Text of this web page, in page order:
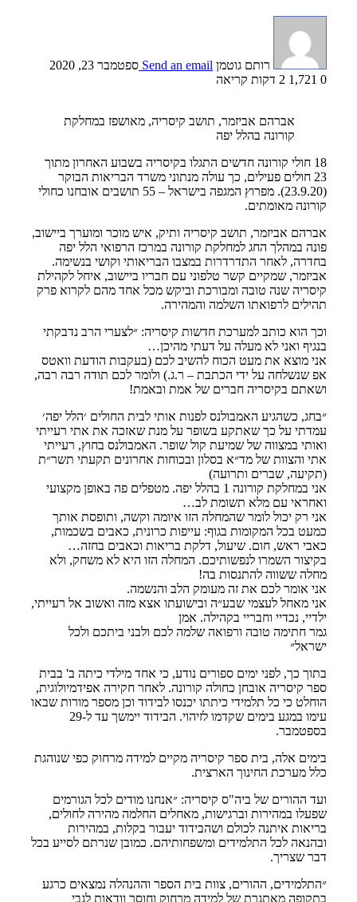
רותם גוטמן Send an email ספטמבר 23, 2020
0
2 דקות קריאה
אברהם אביזמר, תושב קיסריה, מאושפז במחלקת
קורונה בהלל יפה
18 חולי קורונה חדשים התגלו בקיסריה בשבוע האחרון מתוך
23 חולים פעילים, כך עולה מנתוני משרד הבריאות הבוקר
(23.9.20). מפרוץ המגפה בישראל – 55 תושבים אובחנו כחולי
קורונה מאומתים.
אברהם אביזמר, תושב קיסריה ותיק, איש מוכר ומוערך ביישוב,
פונה במהלך החג למחלקת קורונה במרכז הרפואי הלל יפה
בחדרה, לאחר התדרדרות במצבו הבריאותי וקושי בנשימה.
אביזמר, שמקיים קשר טלפוני עם חבריו ביישוב, איחל לקהילת
קיסריה שנה טובה ומבורכת וביקש מכל אחד מהם לקרוא פרק
תהילים לרפואתו השלמה והמהירה.
וכך הוא כותב למערכת חדשות קיסריה: ״לצערי הרב נדבקתי
בנגיף ואני לא מעלה על דעתי מהיכן…
אני מוצא את מעט הכוח להשיב לכם (בעקבות הודעת וואטס
אפ שנשלחה על ידי הכתבת – ר.ג.) ולומר לכם תודה רבה רבה,
ושאתם בקיסריה חברים של אמת ובאמת!
״בחג, כשהגיע האמבולנס לפנות אותי לבית החולים ׳הלל יפה׳
עמדתי על כך שאתקע בשופר על מנת שאזכה את אתי רעייתי
ואותי במצווה של שמיעת קול שופר. האמבולנס בחוץ, רעייתי
אתי והצוות של מד״א בסלון ובכוחות אחרונים תקעתי תשר״ת
(תקיעה, שברים ותרועה)
אני במחלקת קורונה 1 בהלל יפה. מטפלים פה באופן מקצועי
ואחראי עם מלא תשומת לב…
אני רק יכול לומר שהמחלה הזו איומה וקשה, ותופסת אותך
כמעט בכל המקומות בגוף: עייפות כרונית, כאבים בשכמות,
כאבי ראש, חום. שיעול, דלקת בריאות וכאבים בחזה…
בקיצור השמרו לנפשותיכם. המחלה הזו היא לא משחק, ולא
מחלה ששווה להתנסות בה!
אני אומר לכם את זה מעומק הלב והנשמה.
אני מאחל לעצמי שבע״ה ובישועתו אצא מזה ואשוב אל רעייתי,
ילדיי, נכדיי וחבריי בקהילה. אמן
גמר חתימה טובה ורפואה שלמה לכם ולבני ביתכם ולכל
ישראל״
בתוך כך, לפני ימים ספורים נודע, כי אחד מילדי כיתה ב' בבית
ספר קיסריה אובחן כחולה קורונה. לאחר חקירה אפידמיולוגית,
הוחלט כי כל תלמידי כיתתו יכנסו לבידוד וכן מספר מורות שבאו
עימו במגע בימים שקדמו לזיהוי. הבידוד יימשך עד ל-29
בספטמבר.
בימים אלה, בית ספר קיסריה מקיים למידה מרחוק כפי שנוהגת
כלל מערכת החינוך הארצית.
ועד ההורים של ביה"ס קיסריה: ״אנחנו מודים לכל הגורמים
שפעלו במהירות וברגישות, מאחלים החלמה מהירה לחולים,
בריאות איתנה לכולם ושהבידוד יעבור בקלות, במהירות
ובהנאה לכל התלמידים ומשפחותיהם. כמובן שנרתם לסייע בכל
דבר שצריך.
״התלמידים, ההורים, צוות בית הספר וההנהלה נמצאים כרגע
בתקופה מאתגרת של למידה מרחוק וחוסר וודאות לגבי